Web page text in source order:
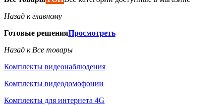
Назад к главному
Готовые решенияПросмотреть
Назад к Все товары
Комплекты видеонаблюдения
Комплекты видеодомофонии
Комплекты для интернета 4G